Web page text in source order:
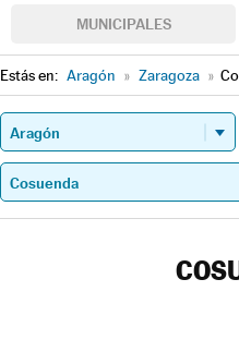
MUNICIPALES
Estás en: Aragón » Zaragoza »